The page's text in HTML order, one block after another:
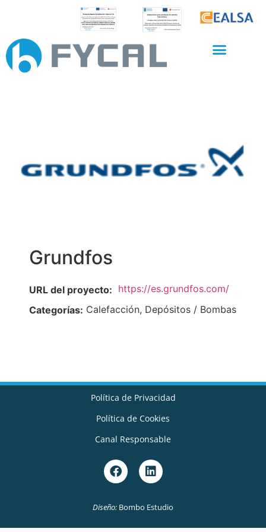
Grundfos
URL del proyecto: https://es.grundfos.com/
Categorías: Calefacción, Depósitos / Bombas
Política de Privacidad
Política de Cookies
Canal Responsable
Diseño: Bombo Estudio